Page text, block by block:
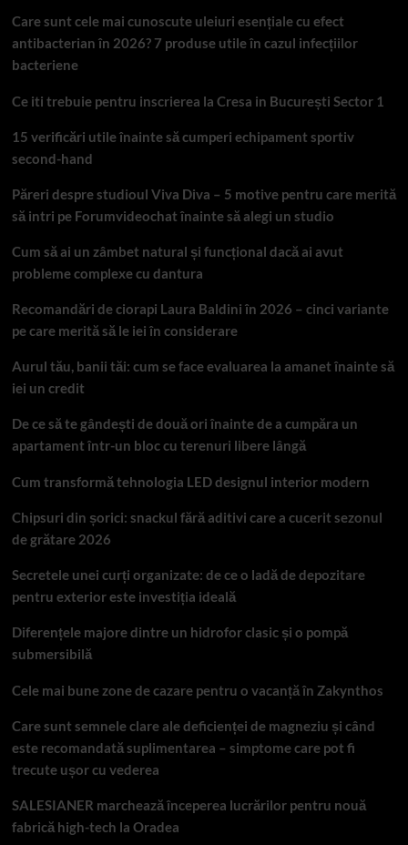
Care sunt cele mai cunoscute uleiuri esențiale cu efect
antibacterian în 2026? 7 produse utile în cazul infecțiilor
bacteriene
Ce iti trebuie pentru inscrierea la Cresa in București Sector 1
15 verificări utile înainte să cumperi echipament sportiv
second-hand
Păreri despre studioul Viva Diva – 5 motive pentru care merită
să intri pe Forumvideochat înainte să alegi un studio
Cum să ai un zâmbet natural și funcțional dacă ai avut
probleme complexe cu dantura
Recomandări de ciorapi Laura Baldini în 2026 – cinci variante
pe care merită să le iei în considerare
Aurul tău, banii tăi: cum se face evaluarea la amanet înainte să
iei un credit
De ce să te gândești de două ori înainte de a cumpăra un
apartament într-un bloc cu terenuri libere lângă
Cum transformă tehnologia LED designul interior modern
Chipsuri din șorici: snackul fără aditivi care a cucerit sezonul
de grătare 2026
Secretele unei curți organizate: de ce o ladă de depozitare
pentru exterior este investiția ideală
Diferențele majore dintre un hidrofor clasic și o pompă
submersibilă
Cele mai bune zone de cazare pentru o vacanță în Zakynthos
Care sunt semnele clare ale deficienței de magneziu și când
este recomandată suplimentarea – simptome care pot fi
trecute ușor cu vederea
SALESIANER marchează începerea lucrărilor pentru nouă
fabrică high-tech la Oradea